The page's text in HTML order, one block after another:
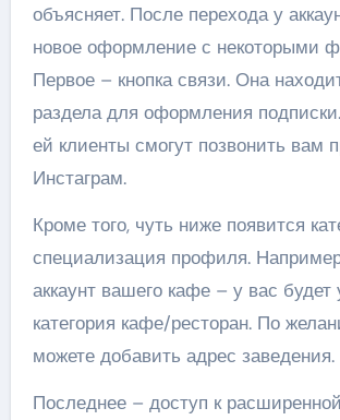
объясняет. После перехода у
новое оформление с некоторыми
Первое – кнопка связи. Она
раздела для оформления
ей клиенты смогут позвонить вам
Инстаграм.
Кроме того, чуть ниже появится
специализация профиля.
аккаунт вашего кафе – у вас будет
категория кафе/ресторан. По
можете добавить адрес заведения.
Последнее – доступ к